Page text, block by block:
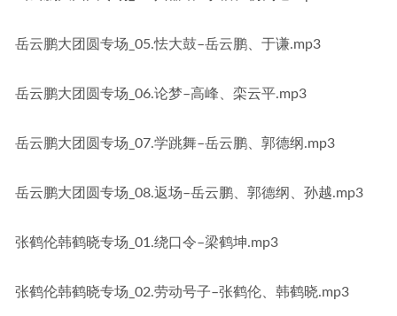
岳云鹏大团圆专场_05.怯大鼓–岳云鹏、于谦.mp3
岳云鹏大团圆专场_06.论梦–高峰、栾云平.mp3
岳云鹏大团圆专场_07.学跳舞–岳云鹏、郭德纲.mp3
岳云鹏大团圆专场_08.返场–岳云鹏、郭德纲、孙越.mp3
张鹤伦韩鹤晓专场_01.绕口令–梁鹤坤.mp3
张鹤伦韩鹤晓专场_02.劳动号子–张鹤伦、韩鹤晓.mp3